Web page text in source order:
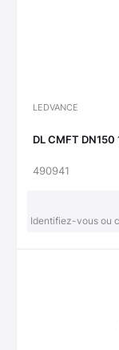
LEDVANCE
DL CMFT DN150
490941
Identifiez-vous ou